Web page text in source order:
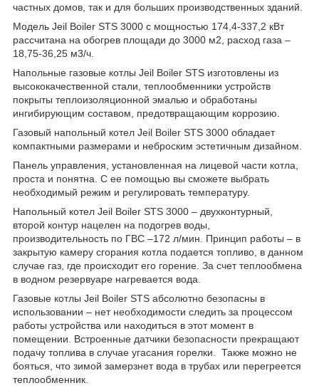
частных домов, так и для больших производственных зданий.
Модель Jeil Boiler STS 3000 с мощностью 174,4-337,2 кВт
рассчитана на обогрев площади до 3000 м2, расход газа –
18,75-36,25 м3/ч.
Напольные газовые котлы Jeil Boiler STS изготовлены из
высококачественной стали, теплообменники устройств
покрыты теплоизоляционной эмалью и обработаны
ингибирующим составом, предотвращающим коррозию.
Газовый напольный котел Jeil Boiler STS 3000 обладает
компактными размерами и неброским эстетичным дизайном.
Панель управления, установленная на лицевой части котла,
проста и понятна. С ее помощью вы сможете выбрать
необходимый режим и регулировать температуру.
Напольный котел Jeil Boiler STS 3000 – двухконтурный,
второй контур нацелен на подогрев воды,
производительность по ГВС –172 л/мин. Принцип работы – в
закрытую камеру сгорания котла подается топливо, в данном
случае газ, где происходит его горение. За счет теплообмена
в водном резервуаре нагревается вода.
Газовые котлы Jeil Boiler STS абсолютно безопасны в
использовании – нет необходимости следить за процессом
работы устройства или находиться в этот момент в
помещении. Встроенные датчики безопасности прекращают
подачу топлива в случае угасания горелки. Также можно не
бояться, что зимой замерзнет вода в трубах или перегреется
теплообменник.